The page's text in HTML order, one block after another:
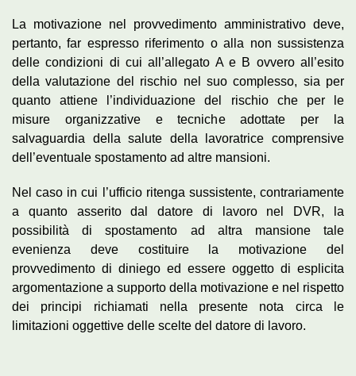
La motivazione nel provvedimento amministrativo deve,
pertanto, far espresso riferimento o alla non sussistenza
delle condizioni di cui all’allegato A e B ovvero all’esito
della valutazione del rischio nel suo complesso, sia per
quanto attiene l’individuazione del rischio che per le
misure organizzative e tecniche adottate per la
salvaguardia della salute della lavoratrice comprensive
dell’eventuale spostamento ad altre mansioni.
Nel caso in cui l’ufficio ritenga sussistente, contrariamente
a quanto asserito dal datore di lavoro nel DVR, la
possibilità di spostamento ad altra mansione tale
evenienza deve costituire la motivazione del
provvedimento di diniego ed essere oggetto di esplicita
argomentazione a supporto della motivazione e nel rispetto
dei principi richiamati nella presente nota circa le
limitazioni oggettive delle scelte del datore di lavoro.